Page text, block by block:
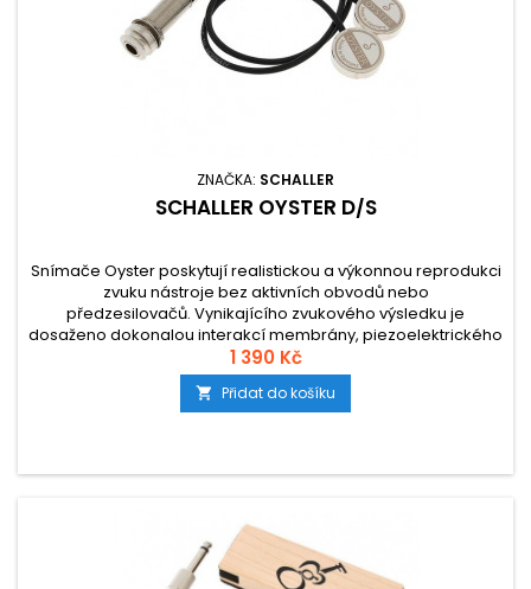
ZNAČKA: SCHALLER
SCHALLER OYSTER D/S
Snímače Oyster poskytují realistickou a výkonnou reprodukci
zvuku nástroje bez aktivních obvodů nebo
předzesilovačů. Vynikajícího zvukového výsledku je
dosaženo dokonalou interakcí membrány, piezoelektrického
prvku a plastového kontaktního gelu.
1 390 Kč
 Přidat do košíku